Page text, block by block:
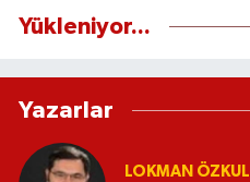
Yükleniyor...
Yazarlar
LOKMAN ÖZKUL